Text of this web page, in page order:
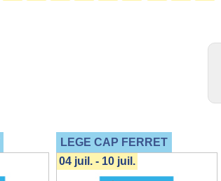
LEGE CAP FERRET
04 juil. - 10 juil.